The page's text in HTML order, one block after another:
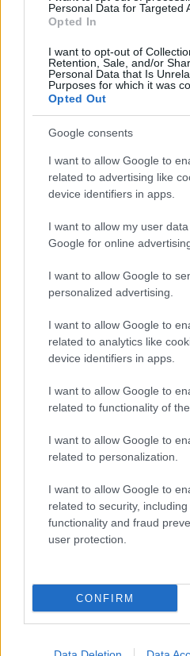
consent section.
Personal Data for Targeted
Opted In
I want to opt-out of
Retention, Sale, and/or
Personal Data that Is
Purposes for which it was
Opted Out
Google consents
I want to allow Google to
related to advertising like
device identifiers in apps.
I want to allow my user
Google for online
I want to allow Google to
personalized advertising.
I want to allow Google to
related to analytics like
device identifiers in apps.
I want to allow Google to
related to functionality of
I want to allow Google to
related to personalization.
I want to allow Google to
related to security,
functionality and fraud
user protection.
CONFIRM
CHI SIAMO CONTATTI
OTTO
Iscritto al Registro degli
© Riproduzione Riservata – Ne è
riproduzione parziale con